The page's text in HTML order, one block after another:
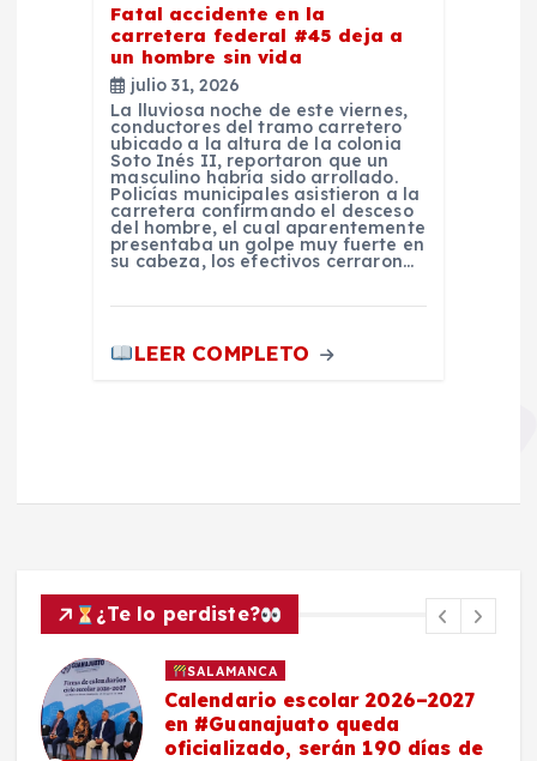
Fatal accidente en la
carretera federal #45 deja a
un hombre sin vida
julio 31, 2026
La lluviosa noche de este viernes,
conductores del tramo carretero
ubicado a la altura de la colonia
Soto Inés II, reportaron que un
masculino habría sido arrollado.
Policías municipales asistieron a la
carretera confirmando el desceso
del hombre, el cual aparentemente
presentaba un golpe muy fuerte en
su cabeza, los efectivos cerraron…
LEER COMPLETO
¿Te lo perdiste?
SALAMANCA
Calendario escolar 2026–2027
en #Guanajuato queda
oficializado, serán 190 días de